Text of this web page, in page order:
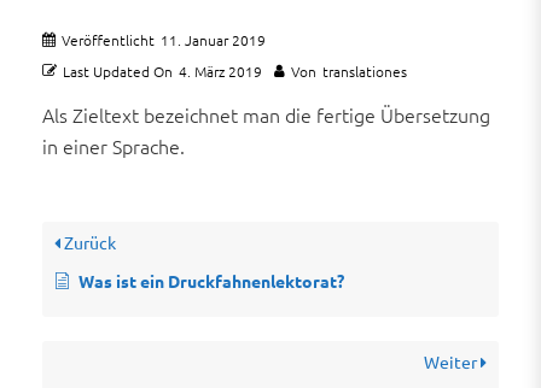
Veröffentlicht 11. Januar 2019
Last Updated On 4. März 2019 Von translationes
Als Zieltext bezeichnet man die fertige Übersetzung
in einer Sprache.
Zurück
Was ist ein Druckfahnenlektorat?
Weiter